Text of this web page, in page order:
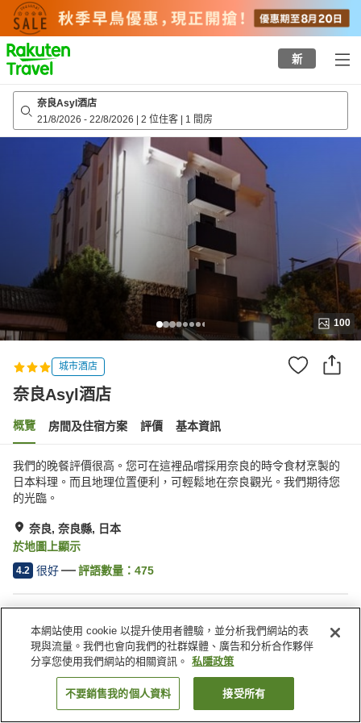
to
top
page
新
奈良Asyl酒店
21/8/2026 - 22/8/2026 | 2 位住客 | 1 間房
100
城市酒店
奈良Asyl酒店
概覽 房間及住宿方案 評價 基本資訊
我們的晚餐評價很高。您可在這裡品嚐採用奈良的時令食材烹製的
日本料理。而且地理位置便利，可輕鬆地在奈良觀光。我們期待您
的光臨。
奈良, 奈良縣, 日本
於地圖上顯示
4.2 很好 評語數量： 475
Wi-Fi
步行 5 分鐘可到車站
休息室
酒吧
日本 奈良縣 奈良 奈良Asyl酒店
找客房
本網站使用 cookie 以提升使用者體驗，並分析我們網站的表
現與流量。我們也會向我們的社群媒體、廣告和分析合作夥伴
分享您使用我們網站的相關資訊。
私隱政策
不要銷售我的個人資料 接受所有